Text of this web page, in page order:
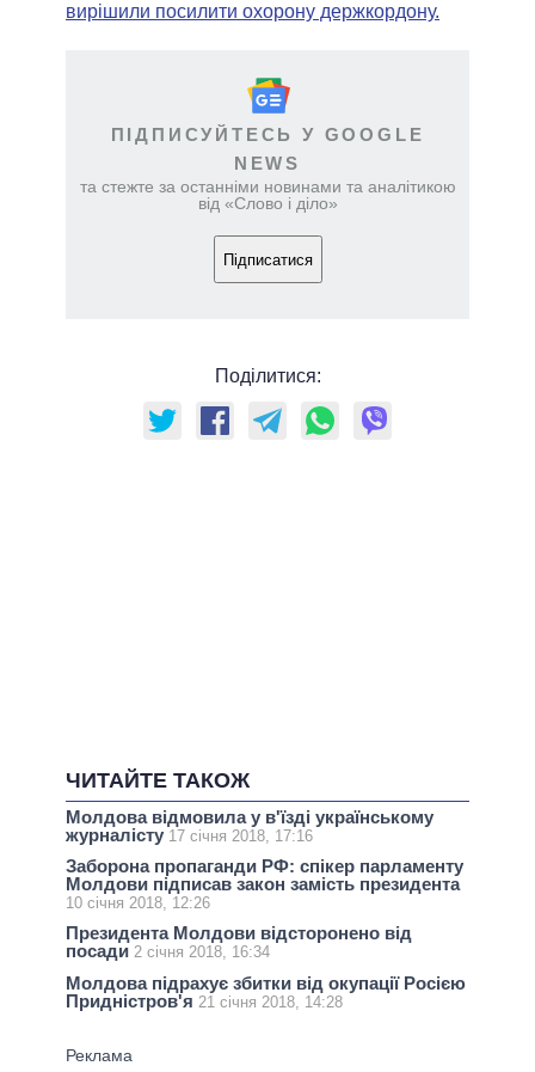
вирішили посилити охорону держкордону.
ПІДПИСУЙТЕСЬ У GOOGLE
NEWS
та стежте за останніми новинами та аналітикою
від «Слово і діло»
Підписатися
Поділитися:
ЧИТАЙТЕ ТАКОЖ
Молдова відмовила у в'їзді українському
журналісту 17 січня 2018, 17:16
Заборона пропаганди РФ: спікер парламенту
Молдови підписав закон замість президента
10 січня 2018, 12:26
Президента Молдови відсторонено від
посади 2 січня 2018, 16:34
Молдова підрахує збитки від окупації Росією
Придністров'я 21 січня 2018, 14:28